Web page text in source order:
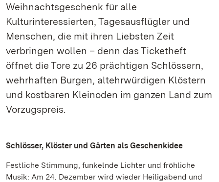
Weihnachtsgeschenk für alle
Kulturinteressierten, Tagesausflügler und
Menschen, die mit ihren Liebsten Zeit
verbringen wollen – denn das Ticketheft
öffnet die Tore zu 26 prächtigen Schlössern,
wehrhaften Burgen, altehrwürdigen Klöstern
und kostbaren Kleinoden im ganzen Land zum
Vorzugspreis.
Schlösser, Klöster und Gärten als Geschenkidee
Festliche Stimmung, funkelnde Lichter und fröhliche
Musik: Am 24. Dezember wird wieder Heiligabend und